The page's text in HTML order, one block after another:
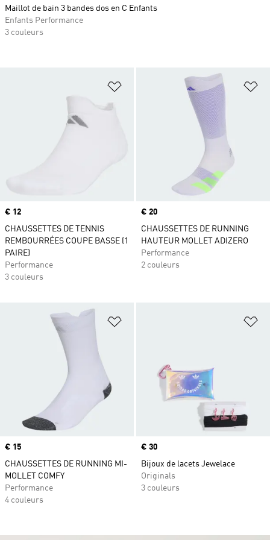
Ajouter à la Liste de produits
Prix
€ 12
CHAUSSETTES DE TENNIS
REMBOURRÉES COUPE BASSE (1
PAIRE)
Performance
3 couleurs
Prix
€ 20
CHAUSSETTES DE RUNNING
HAUTEUR MOLLET ADIZERO
Performance
2 couleurs
Ajouter à la Liste de produits
Prix
€ 15
CHAUSSETTES DE RUNNING MI-
MOLLET COMFY
Performance
4 couleurs
Prix
€ 30
Bijoux de lacets Jewelace
Originals
3 couleurs
Maillot de bain 3 bandes dos en C Enfants
Enfants Performance
3 couleurs